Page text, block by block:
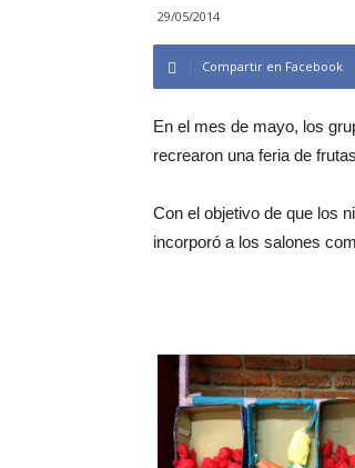
29/05/2014
Compartir en Facebook
En el mes de mayo, los
recrearon una feria de
Con el objetivo de que los
incorporó a los salones